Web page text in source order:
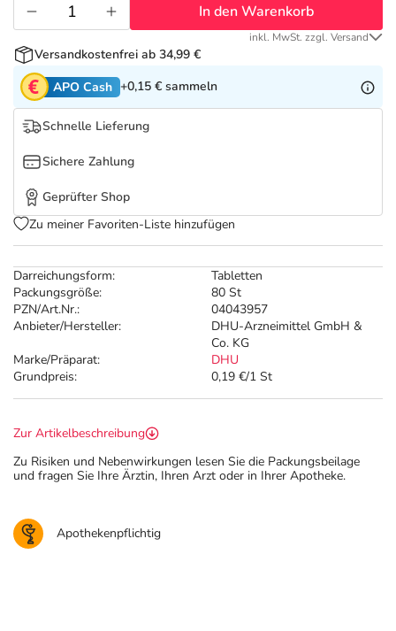
Tierapotheke
Vitamine & Mineralstoffe
Marken
Salus Deals
Darreichungsform:
Tabletten
Packungsgröße:
80 St
PZN/Art.Nr.:
04043957
Anbieter/Hersteller:
DHU-Arzneimittel GmbH &
Co. KG
Marke/Präparat:
DHU
Grundpreis:
0,19 €/1 St
In den Warenkorb
inkl. MwSt. zzgl. Versand
Versandkostenfrei ab 34,99 €
APO Cash +0,15 € sammeln
Schnelle Lieferung
Sichere Zahlung
Geprüfter Shop
Zu meiner Favoriten-Liste hinzufügen
Zur Artikelbeschreibung
Zu Risiken und Nebenwirkungen lesen Sie die Packungsbeilage
und fragen Sie Ihre Ärztin, Ihren Arzt oder in Ihrer Apotheke.
Apothekenpflichtig